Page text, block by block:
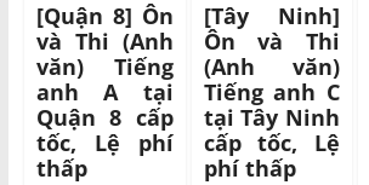
[Quận 8] Ôn
và Thi (Anh
văn) Tiếng
anh A tại
Quận 8 cấp
tốc, Lệ phí
thấp
[Tây Ninh]
Ôn và Thi
(Anh văn)
Tiếng anh C
tại Tây Ninh
cấp tốc, Lệ
phí thấp